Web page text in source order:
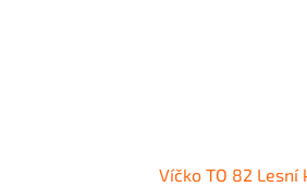
Víčko TO 82 Lesní